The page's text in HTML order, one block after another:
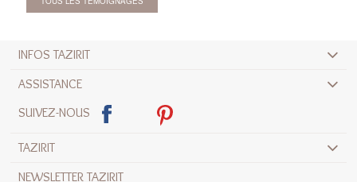
INFOS TAZIRIT
ASSISTANCE
SUIVEZ-NOUS
TAZIRIT
NEWSLETTER TAZIRIT